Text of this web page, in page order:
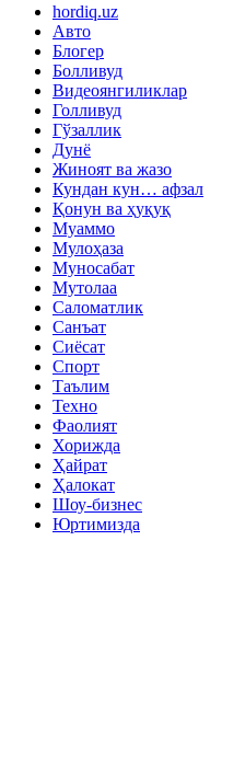
hordiq.uz
Авто
Блогер
Болливуд
Видеоянгиликлар
Голливуд
Гўзаллик
Дунё
Жиноят ва жазо
Кундан кун… афзал
Қонун ва ҳуқуқ
Муаммо
Мулоҳаза
Муносабат
Мутолаа
Саломатлик
Санъат
Сиёсат
Спорт
Таълим
Техно
Фаолият
Хорижда
Ҳайрат
Ҳалокат
Шоу-бизнес
Юртимизда